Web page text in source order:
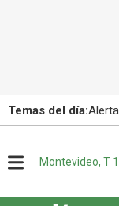
Temas del día:
u
Montevideo, T